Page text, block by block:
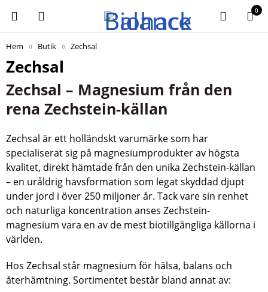
0
Hem Butik Zechsal
Zechsal
Zechsal – Magnesium från den
rena Zechstein-källan
Zechsal är ett holländskt varumärke som har
specialiserat sig på magnesiumprodukter av högsta
kvalitet, direkt hämtade från den unika Zechstein-källan
– en uråldrig havsformation som legat skyddad djupt
under jord i över 250 miljoner år. Tack vare sin renhet
och naturliga koncentration anses Zechstein-
magnesium vara en av de mest biotillgängliga källorna i
världen.
Hos Zechsal står magnesium för hälsa, balans och
återhämtning. Sortimentet består bland annat av: